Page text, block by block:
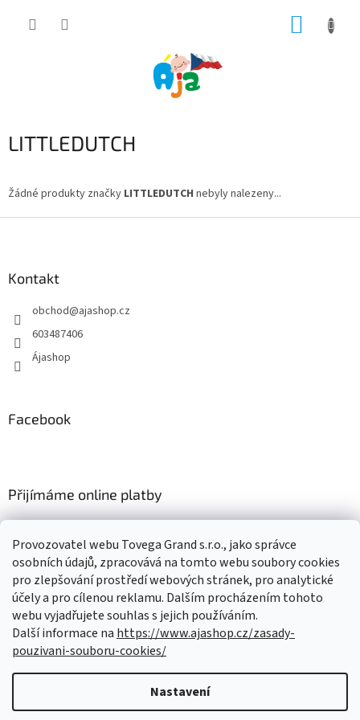
Provozovatel webu Tovega Grand s.r.o., jako správce
osobních údajů, zpracovává na tomto webu soubory cookies
pro zlepšování prostředí webových stránek, pro analytické
účely a pro cílenou reklamu. Dalším procházením tohoto
webu vyjadřujete souhlas s jejich používáním.
Další informace na https://www.ajashop.cz/zasady-
pouzivani-souboru-cookies/
Nastavení
LITTLEDUTCH
Žádné produkty značky LITTLEDUTCH nebyly nalezeny...
Kontakt
obchod@ajashop.cz
603487406
Ájashop
Facebook
Přijímáme online platby
Nákupní košík
0KS /0 KČ
Vytvořil Shoptet